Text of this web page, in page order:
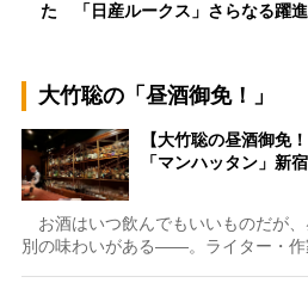
た 「日産ルークス」さらなる躍
大竹聡の「昼酒御免！」
【大竹聡の昼酒御免
「マンハッタン」新
お酒はいつ飲んでもいいものだが
別の味わいがある――。ライター・作